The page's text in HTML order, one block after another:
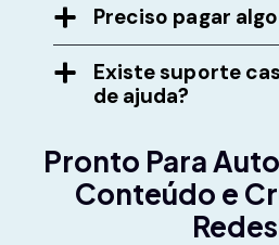
Preciso pagar
Existe suporte
de ajuda?
Pronto Para
Conteúdo e